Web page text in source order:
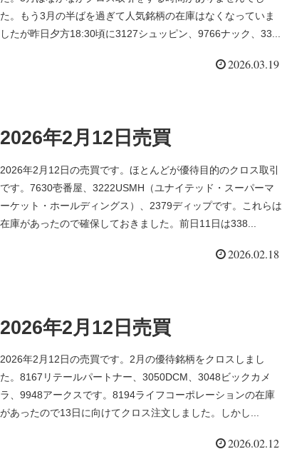
た。もう3月の半ばを過ぎて人気銘柄の在庫はなくなっていま
したが昨日夕方18:30頃に3127シュッピン、9766ナック、33...
2026.03.19
2026年2月12日売買
2026年2月12日の売買です。ほとんどが優待目的のクロス取引
です。7630壱番屋、3222USMH（ユナイテッド・スーパーマ
ーケット・ホールディングス）、2379ディップです。これらは
在庫があったので確保しておきました。前日11日は338...
2026.02.18
2026年2月12日売買
2026年2月12日の売買です。2月の優待銘柄をクロスしまし
た。8167リテールパートナー、3050DCM、3048ビックカメ
ラ、9948アークスです。8194ライフコーポレーションの在庫
があったので13日に向けてクロス注文しました。しかし...
2026.02.12